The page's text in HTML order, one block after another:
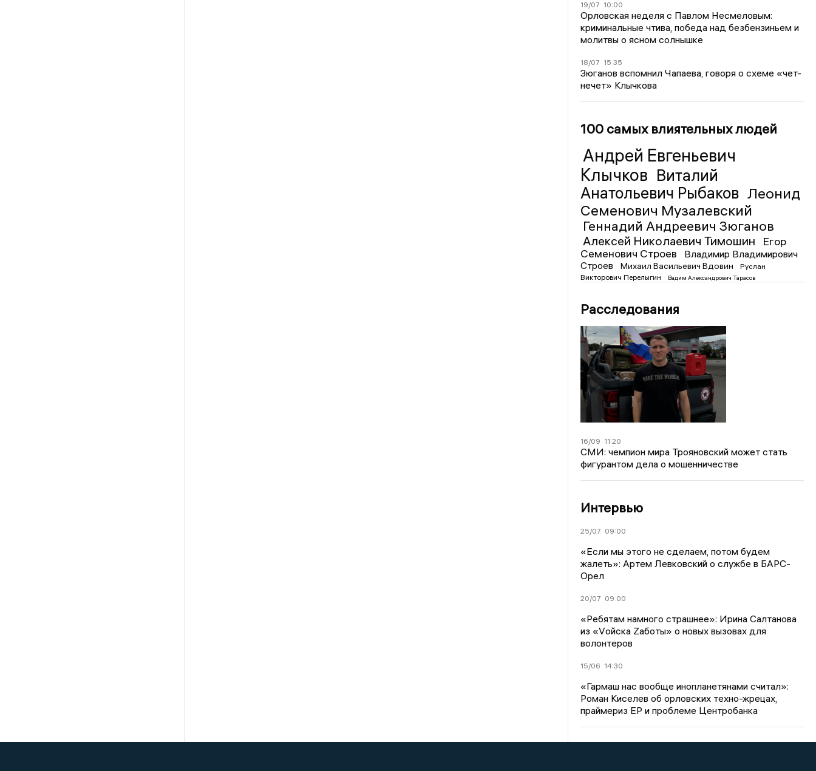
19/07 10:00
Орловская неделя с Павлом Несмеловым:
криминальные чтива, победа над безбензиньем и
молитвы о ясном солнышке
18/07 15:35
Зюганов вспомнил Чапаева, говоря о схеме «чет-
нечет» Клычкова
100 самых влиятельных людей
Андрей Евгеньевич
Клычков Виталий
Анатольевич Рыбаков Леонид
Семенович Музалевский
Геннадий Андреевич Зюганов
Алексей Николаевич Тимошин
Егор
Семенович Строев
Владимир Владимирович
Строев
Михаил Васильевич Вдовин
Руслан
Викторович Перелыгин
Вадим Александрович Тарасов
Расследования
16/09 11:20
СМИ: чемпион мира Трояновский может стать
фигурантом дела о мошенничестве
Интервью
25/07 09:00
«Если мы этого не сделаем, потом будем
жалеть»: Артем Левковский о службе в БАРС-
Орел
20/07 09:00
«Ребятам намного страшнее»: Ирина Салтанова
из «Vойска Zаботы» о новых вызовах для
волонтеров
15/06 14:30
«Гармаш нас вообще инопланетянами считал»:
Роман Киселев об орловских техно-жрецах,
праймериз ЕР и проблеме Центробанка